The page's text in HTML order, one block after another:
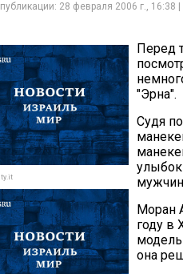
28 февраля 2006 г., 16:38
Перед
"Эрна".
Судя
Моран
году в
она